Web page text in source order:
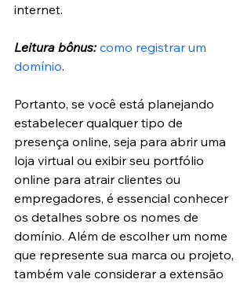
internet.
Leitura bônus: como registrar um
domínio.
Portanto, se você está planejando
estabelecer qualquer tipo de
presença online, seja para abrir uma
loja virtual ou exibir seu portfólio
online para atrair clientes ou
empregadores, é essencial conhecer
os detalhes sobre os nomes de
domínio. Além de escolher um nome
que represente sua marca ou projeto,
também vale considerar a extensão